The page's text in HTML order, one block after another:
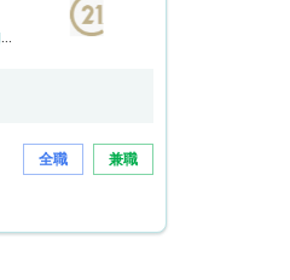
Century 21 Splendid Property Agency
全職 兼職